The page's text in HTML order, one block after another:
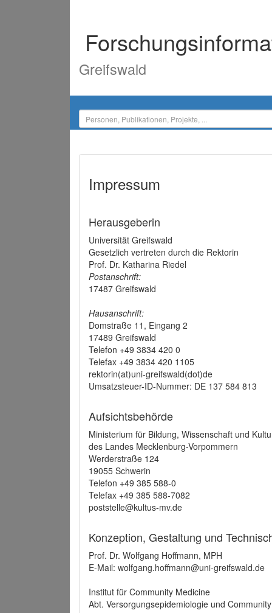
Greifswald
Impressum
Herausgeberin
Universität Greifswald
Gesetzlich vertreten durch die Rektorin
Prof. Dr. Katharina Riedel
Postanschrift:
17487 Greifswald
Hausanschrift:
Domstraße 11, Eingang 2
17489 Greifswald
Telefon +49 3834 420 0
Telefax +49 3834 420 1105
rektorin(at)uni-greifswald(dot)de
Umsatzsteuer-ID-Nummer: DE 137 584 813
Aufsichtsbehörde
Ministerium für Bildung, Wissenschaft und
des Landes Mecklenburg-Vorpommern
Werderstraße 124
19055 Schwerin
Telefon +49 385 588-0
Telefax +49 385 588-7082
poststelle@kultus-mv.de
Konzeption, Gestaltung und
Prof. Dr. Wolfgang Hoffmann, MPH
E-Mail: wolfgang.hoffmann@uni-greifswald.de
Institut für Community Medicine
Abt. Versorgungsepidemiologie und